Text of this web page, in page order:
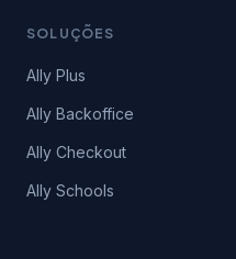
SOLUÇÕES
Ally Plus
Ally Backoffice
Ally Checkout
Ally Schools